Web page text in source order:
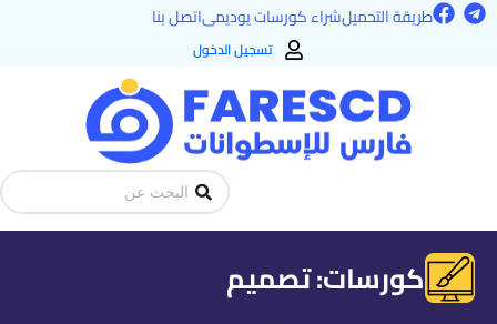
تخطي
طريقة التحميلشراء كورسات يوديمىاتصل بنا T
e
F
a تسجيل الدخول
Search
...
كورسات: تصميم